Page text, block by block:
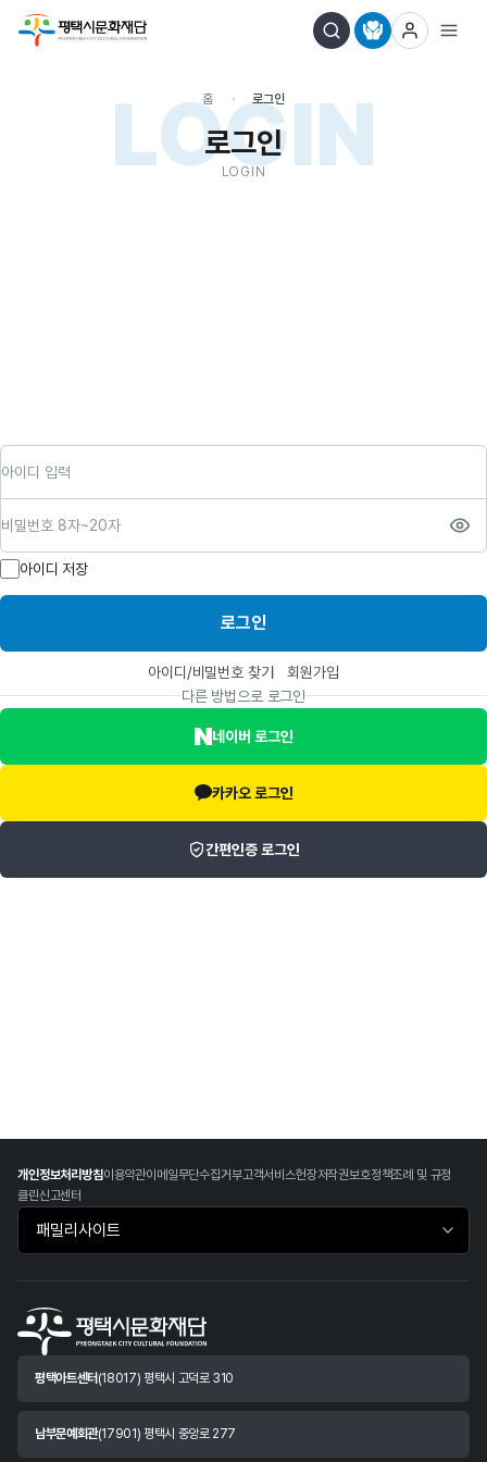
LOGIN
홈 로그인
로그인
LOGIN
아이디 저장
로그인
아이디/비밀번호 찾기
회원가입
다른 방법으로 로그인
네이버 로그인
카카오 로그인
간편인증 로그인
개인정보처리방침이용약관이메일무단수집거부고객서비스헌장저작권보호정책조례 및 규정
클린신고센터
패밀리사이트 바로가기
평택아트센터 (18017) 평택시 고덕로 310
남부문예회관(17901) 평택시 중앙로 277